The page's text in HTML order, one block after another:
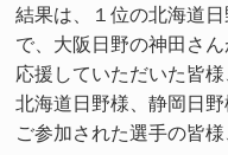
結果は、１位の北海道
で、大阪日野の神田さ
応援していただいた皆
北海道日野様、静岡日
ご参加された選手の皆様